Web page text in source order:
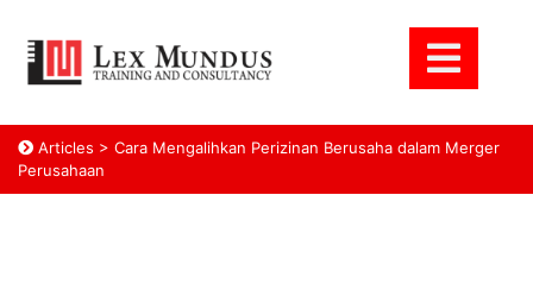
Articles > Cara Mengalihkan Perizinan Berusaha dalam Merger
Perusahaan